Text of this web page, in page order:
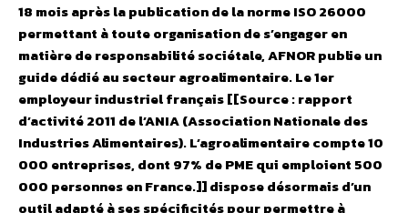
18 mois après la publication de la norme ISO 26000
permettant à toute organisation de s’engager en
matière de responsabilité sociétale, AFNOR publie un
guide dédié au secteur agroalimentaire. Le 1er
employeur industriel français [[Source : rapport
d’activité 2011 de l’ANIA (Association Nationale des
Industries Alimentaires). L’agroalimentaire compte 10
000 entreprises, dont 97% de PME qui emploient 500
000 personnes en France.]] dispose désormais d’un
outil adapté à ses spécificités pour permettre à